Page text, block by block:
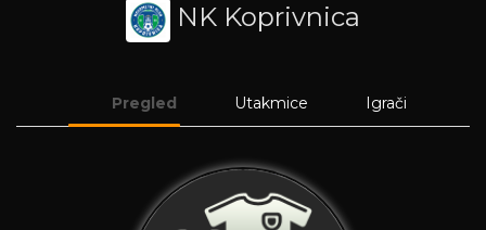
NK Koprivnica
Pregled Utakmice Igrači